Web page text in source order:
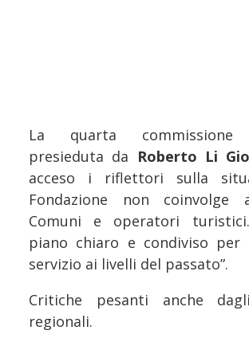
La quarta commissione
presieduta da Roberto Li
acceso i riflettori sulla
Fondazione non coinvolge
Comuni e operatori
piano chiaro e condiviso
servizio ai livelli del passato”.
Critiche pesanti anche
regionali.